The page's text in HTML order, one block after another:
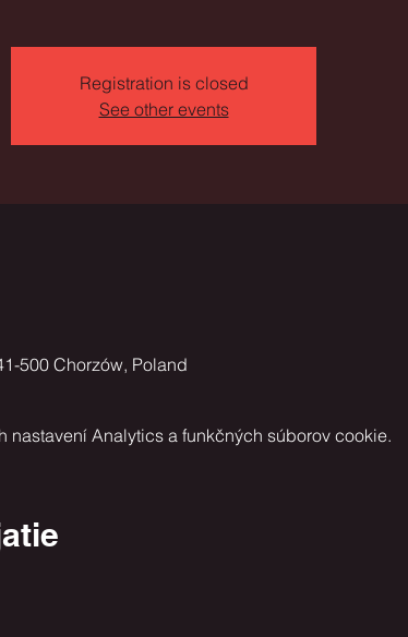
Registration is closed
See other events
500 Chorzów, Poland
Analytics a funkčných súborov cookie.